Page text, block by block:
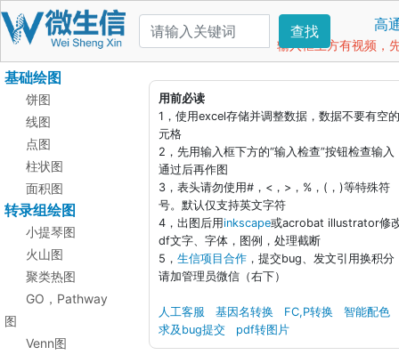
查找 高
输入框上方有视频，
基础绘图
饼图
线图
点图
柱状图
面积图
转录组绘图
小提琴图
火山图
聚类热图
GO，Pathway
图
Venn图
用前必读
1，使用excel存储并调整数据，数据不要有空
元格
2，先用输入框下方的“输入检查”按钮检查输入
通过后再作图
3，表头请勿使用#，<，>，%，(，)等特殊符
号。默认仅支持英文字符
4，出图后用inkscape或acrobat illustrator修
df文字、字体，图例，处理截断
5， 生信项目合作 ，提交bug、发文引用换积分
请加管理员微信（右下）
人工客服 基因名转换 FC,P转换
智能配色
求及bug提交
pdf转图片